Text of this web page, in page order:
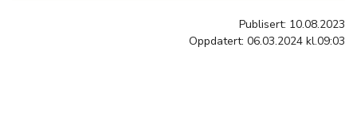
Publisert: 10.08.2023
Oppdatert: 06.03.2024 kl.09:03